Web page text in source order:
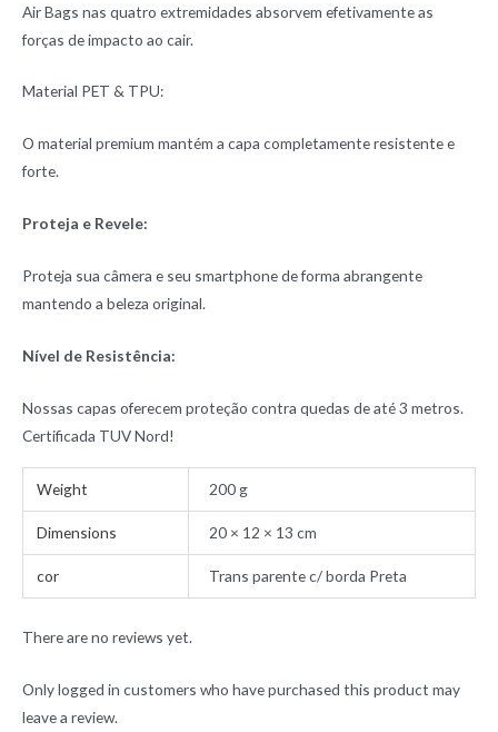
Air Bags nas quatro extremidades absorvem efetivamente as
forças de impacto ao cair.
Material PET & TPU:
O material premium mantém a capa completamente resistente e
forte.
Proteja e Revele:
Proteja sua câmera e seu smartphone de forma abrangente
mantendo a beleza original.
Nível de Resistência:
Nossas capas oferecem proteção contra quedas de até 3 metros.
Certificada TUV Nord!
Weight 200 g
Dimensions 20 × 12 × 13 cm
cor Trans parente c/ borda Preta
There are no reviews yet.
Only logged in customers who have purchased this product may
leave a review.